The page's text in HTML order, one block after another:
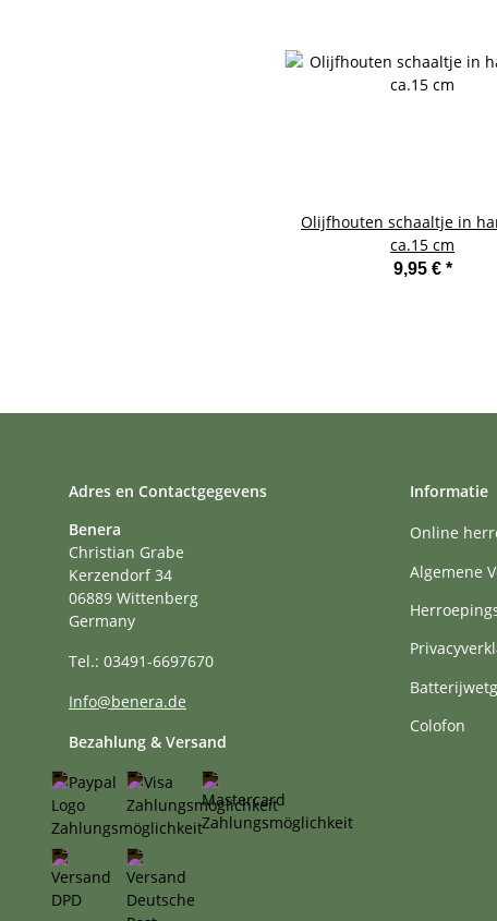
Olijfhouten schaaltje in
ca.15 cm
9,95 € *
Adres en Contactgegevens
Benera
Christian Grabe
Kerzendorf 34
06889 Wittenberg
Germany
Tel.: 03491-6697670
Info@benera.de
Bezahlung & Versand
Informatie
Online
Algemene
Colofon